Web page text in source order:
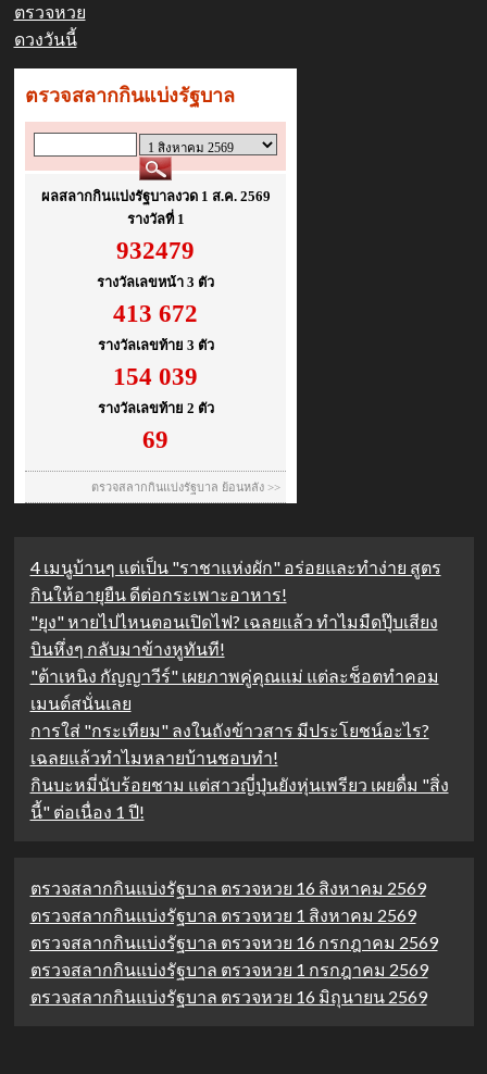
ตรวจหวย
ดวงวันนี้
4 เมนูบ้านๆ แต่เป็น "ราชาแห่งผัก" อร่อยและทำง่าย สูตร
กินให้อายุยืน ดีต่อกระเพาะอาหาร!
"ยุง" หายไปไหนตอนเปิดไฟ? เฉลยแล้ว ทำไมมืดปุ๊บเสียง
บินหึ่งๆ กลับมาข้างหูทันที!
"ต้าเหนิง กัญญาวีร์" เผยภาพคู่คุณแม่ แต่ละช็อตทำคอม
เมนต์สนั่นเลย
การใส่ "กระเทียม" ลงในถังข้าวสาร มีประโยชน์อะไร?
เฉลยแล้วทำไมหลายบ้านชอบทำ!
กินบะหมี่นับร้อยชาม แต่สาวญี่ปุ่นยังหุ่นเพรียว เผยดื่ม "สิ่ง
นี้" ต่อเนื่อง 1 ปี!
ตรวจสลากกินแบ่งรัฐบาล ตรวจหวย 16 สิงหาคม 2569
ตรวจสลากกินแบ่งรัฐบาล ตรวจหวย 1 สิงหาคม 2569
ตรวจสลากกินแบ่งรัฐบาล ตรวจหวย 16 กรกฎาคม 2569
ตรวจสลากกินแบ่งรัฐบาล ตรวจหวย 1 กรกฎาคม 2569
ตรวจสลากกินแบ่งรัฐบาล ตรวจหวย 16 มิถุนายน 2569